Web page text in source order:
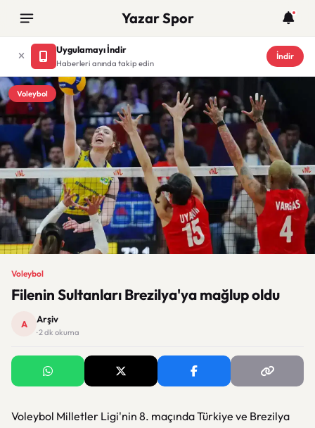
Yazar Spor
Uygulamayı İndir
Haberleri anında takip edin
İndir
Voleybol
Voleybol
Filenin Sultanları Brezilya'ya mağlup oldu
A Arşiv
· 2 dk okuma
Voleybol Milletler Ligi'nin 8. maçında Türkiye ve Brezilya